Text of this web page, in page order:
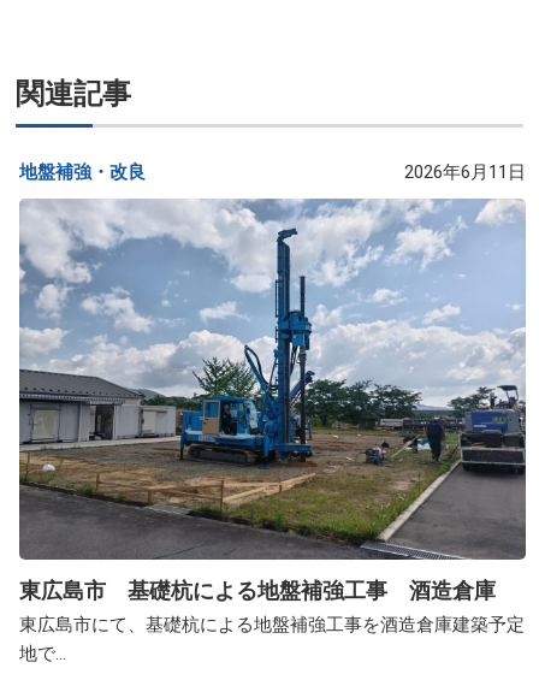
関連記事
地盤補強・改良​ 2026年6月11日
東広島市 基礎杭による地盤補強工事 酒造倉庫
東広島市にて、基礎杭による地盤補強工事を酒造倉庫建築予定
地で...